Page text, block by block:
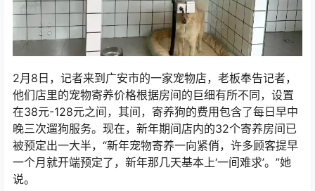
2月8日，记者来到广安市的一家宠物店，老板奉告记者，
他们店里的宠物寄养价格根据房间的巨细有所不同，设置
在38元-128元之间，其间，寄养狗的费用包含了每日早中
晚三次遛狗服务。现在，新年期间店内的32个寄养房间已
被预定出一大半，“新年宠物寄养一向紧俏，许多顾客提早
一个月就开端预定了，新年那几天基本上‘一间难求’。”她
说。